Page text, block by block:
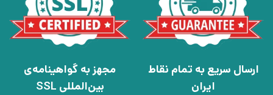
ارسال سریع به تمام نقاط
ایران
مجهز به گواهینامه‌ی
بین‌المللی SSL